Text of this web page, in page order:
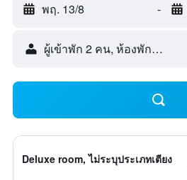
พฤ. 13/8 -
ผู้เข้าพัก 2 คน, ห้องพัก 1 ห้อง
Deluxe room, ไม่ระบุประเภทเตียง